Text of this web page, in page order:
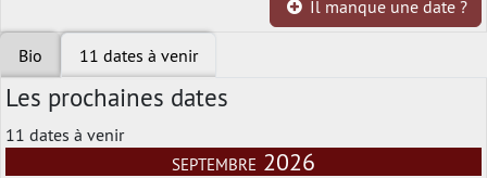
Il manque une date ?
Bio 11 dates à venir
Les prochaines dates
11 dates à venir
septembre 2026